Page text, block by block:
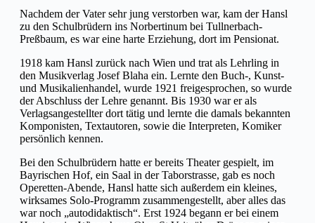
Nachdem der Vater sehr jung verstorben war, kam der Hansl
zu den Schulbrüdern ins Norbertinum bei Tullnerbach-
Preßbaum, es war eine harte Erziehung, dort im Pensionat.
1918 kam Hansl zurück nach Wien und trat als Lehrling in
den Musikverlag Josef Blaha ein. Lernte den Buch-, Kunst-
und Musikalienhandel, wurde 1921 freigesprochen, so wurde
der Abschluss der Lehre genannt. Bis 1930 war er als
Verlagsangestellter dort tätig und lernte die damals bekannten
Komponisten, Textautoren, sowie die Interpreten, Komiker
persönlich kennen.
Bei den Schulbrüdern hatte er bereits Theater gespielt, im
Bayrischen Hof, ein Saal in der Taborstrasse, gab es noch
Operetten-Abende, Hansl hatte sich außerdem ein kleines,
wirksames Solo-Programm zusammengestellt, aber alles das
war noch „autodidaktisch“. Erst 1924 begann er bei einem